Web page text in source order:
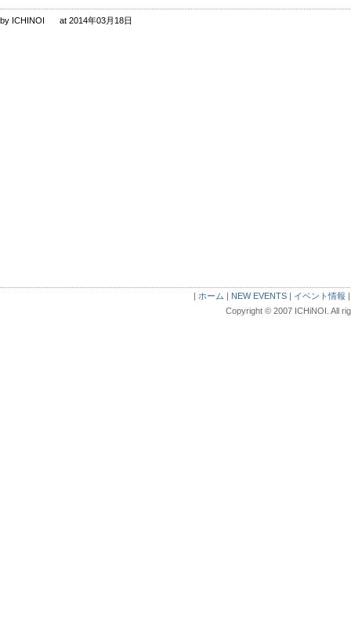
by ICHINOI at 2014年03月18日
| ホーム | NEW EVENTS | イベント情報
Copyright © 2007 ICHiNOI. All